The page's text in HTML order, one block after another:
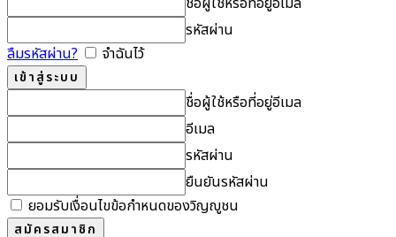
รหัสผ่าน
ลืมรหัสผ่าน?
จำฉันไว้
ชื่อผู้ใช้หรือที่อยู่อีเมล
อีเมล
รหัสผ่าน
ยืนยันรหัสผ่าน
ยอมรับเงื่อนไขข้อกำหนดของวิญญูชน